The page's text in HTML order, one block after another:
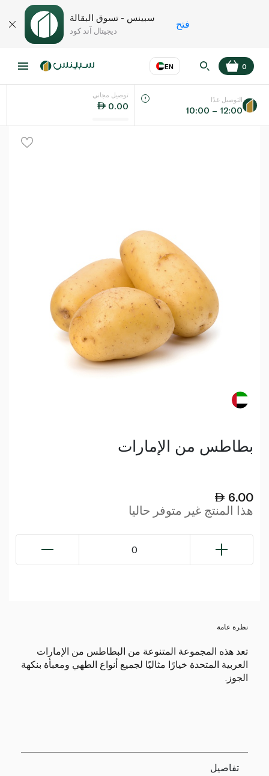
سبينس - تسوق البقالة
ديجيتال آند كود
فتح
EN
اللغة عر
0
توصيل مجاني
0.00
التوصيل غدًا
10:00 – 12:00
بطاطس من الإمارات
6.00
هذا المنتج غير متوفر حاليا
0
نظرة عامة
تعد هذه المجموعة المتنوعة من البطاطس من الإمارات
العربية المتحدة خيارًا مثاليًا لجميع أنواع الطهي ومعبأة بنكهة
الجوز.
تفاصيل